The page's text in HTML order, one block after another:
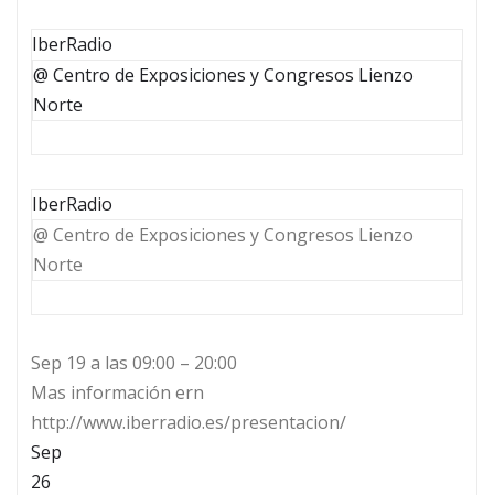
IberRadio
@ Centro de Exposiciones y Congresos Lienzo
Norte
IberRadio
@ Centro de Exposiciones y Congresos Lienzo
Norte
Sep 19 a las 09:00 – 20:00
Mas información ern
http://www.iberradio.es/presentacion/
Sep
26